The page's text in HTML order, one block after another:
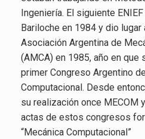
Ingeniería. El siguiente
Bariloche en 1984 y dio lugar
Asociación Argentina de
(AMCA) en 1985, año en que
primer Congreso Argentino
Computacional. Desde
su realización once MECOM
actas de estos congresos
“Mecánica Computacional”